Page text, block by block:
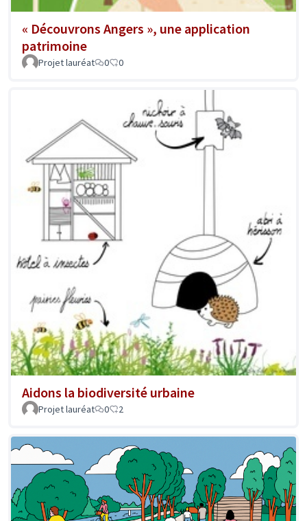
« Découvrons Angers », une application
patrimoine
Projet lauréat 0 0
Aidons la biodiversité urbaine
Projet lauréat 0 2